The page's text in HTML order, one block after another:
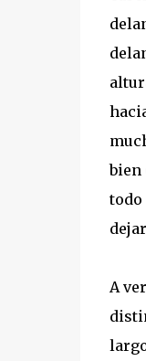
bien
todo
A